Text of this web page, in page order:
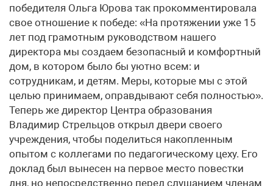
победителя Ольга Юрова так прокомментировала
свое отношение к победе: «На протяжении уже 15
лет под грамотным руководством нашего
директора мы создаем безопасный и комфортный
дом, в котором было бы уютно всем: и
сотрудникам, и детям. Меры, которые мы с этой
целью принимаем, оправдывают себя полностью».
Теперь же директор Центра образования
Владимир Стрельцов открыл двери своего
учреждения, чтобы поделиться накопленным
опытом с коллегами по педагогическому цеху. Его
доклад был вынесен на первое место повестки
дня, но непосредственно перед слушанием членам